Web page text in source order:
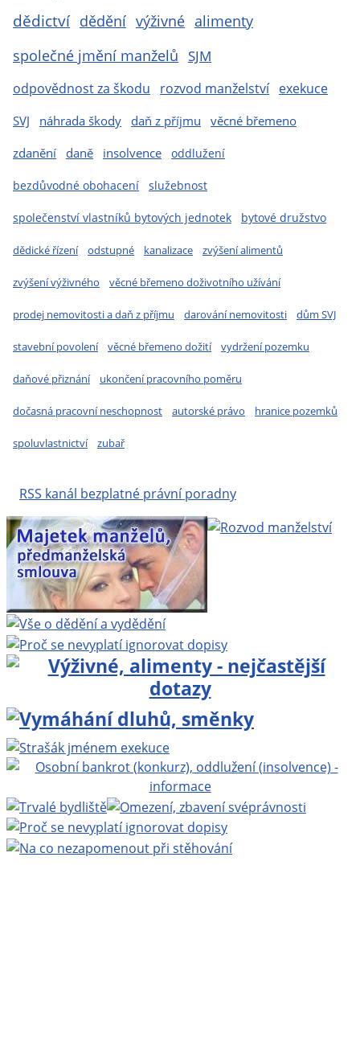
dědictví dědění výživné alimenty
společné jmění manželů SJM
odpovědnost za škodu rozvod manželství exekuce
SVJ
náhrada škody daň z příjmu
věcné břemeno
zdanění
daně insolvence oddlužení
bezdůvodné obohacení služebnost
společenství vlastníků bytových jednotek bytové družstvo
dědické řízení odstupné kanalizace zvýšení alimentů
zvýšení výživného věcné břemeno doživotního užívání
prodej nemovitosti a daň z příjmu darování nemovitosti dům SVJ
stavební povolení věcné břemeno dožití vydržení pozemku
daňové přiznání ukončení pracovního poměru
dočasná pracovní neschopnost autorské právo hranice pozemků
spoluvlastnictví zubař
RSS kanál bezplatné právní poradny